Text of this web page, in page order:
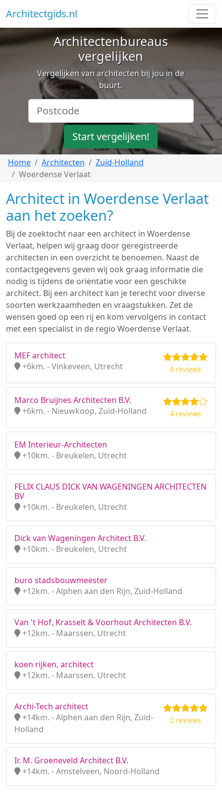
Architectgids.nl
Architectenbureaus
vergelijken
Vergelijken van architecten bij jou in de
buurt.
Start vergelijken!
Home Architecten
Zuid-Holland
Woerdense Verlaat
Architect in Woerdense Verlaat
aan het zoeken?
Bij de zoektocht naar een architect in Woerdense
Verlaat, helpen wij graag door geregistreerde
architecten in een overzicht te benoemen. Naast de
contactgegevens geven wij ook graag informatie die
nodig is tijdens de oriëntatie voor een geschikte
architect. Bij een architect kan je terecht voor diverse
soorten werkzaamheden en vraagstukken. Zet de
wensen goed op een rij en kom vervolgens in contact
met een specialist in de regio Woerdense Verlaat.
MEF architect
+6km. - Vinkeveen, Utrecht
6 reviews
Marco Bruijnes Architecten B.V.
+6km. - Nieuwkoop, Zuid-Holland
4 reviews
EM Interieur-Architecten
+10km. - Breukelen, Utrecht
FELIX CLAUS DICK VAN WAGENINGEN ARCHITECTEN
BV
+10km. - Breukelen, Utrecht
Dick van Wageningen Architect B.V.
+10km. - Breukelen, Utrecht
buro stadsbouwmeester
+12km. - Alphen aan den Rijn, Zuid-Holland
Van 't Hof, Krasselt & Voorhout Architecten B.V.
+12km. - Maarssen, Utrecht
koen rijken, architect
+12km. - Maarssen, Utrecht
Archi-Tech architect
+14km. - Alphen aan den Rijn, Zuid-
Holland
2 reviews
Ir. M. Groeneveld Architect B.V.
+14km. - Amstelveen, Noord-Holland